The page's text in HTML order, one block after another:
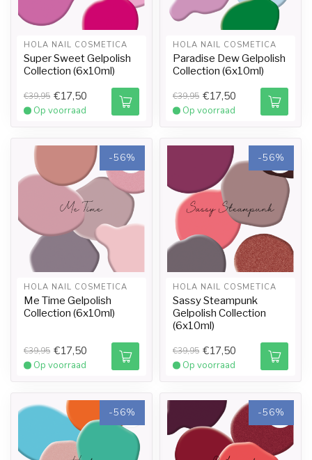
HOLA NAIL COSMETICA
Super Sweet Gelpolish
Collection (6x10ml)
€39,95 €17,50
Op voorraad
HOLA NAIL COSMETICA
Paradise Dew Gelpolish
Collection (6x10ml)
€39,95 €17,50
Op voorraad
-56%
HOLA NAIL COSMETICA
Me Time Gelpolish
Collection (6x10ml)
€39,95 €17,50
Op voorraad
-56%
HOLA NAIL COSMETICA
Sassy Steampunk
Gelpolish Collection
(6x10ml)
€39,95 €17,50
Op voorraad
-56% -56%